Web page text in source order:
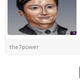
the7power